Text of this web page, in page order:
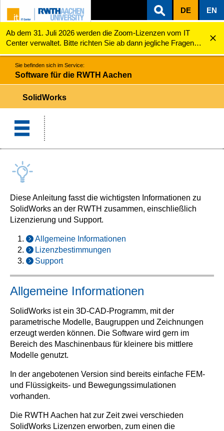
ZUM INHALTSBEREICH
ZUR HAUPTNAVIGATION
ZUR SUCHE
DE EN
Ab dem 31. Juli 2026 werden die Zoom-Lizenzen vom IT
Center verwaltet. Bitte richten Sie ab dann jegliche Fragen
zu den Zoom-Lizenzen (z.B. Probleme mit dem Login) an
servicedesk@itc.rwth-aachen.de.
Software für die RWTH Aachen SolidWorks
Sie befinden sich im Service:
Software für die RWTH Aachen
SolidWorks
Diese Anleitung fasst die wichtigsten Informationen zu
SolidWorks an der RWTH zusammen, einschließlich
Lizenzierung und Support.
Allgemeine Informationen
Lizenzbestimmungen
Support
Allgemeine Informationen
SolidWorks ist ein 3D-CAD-Programm, mit der
parametrische Modelle, Baugruppen und Zeichnungen
erzeugt werden können. Die Software wird gern im
Bereich des Maschinenbaus für kleinere bis mittlere
Modelle genutzt.
In der angebotenen Version sind bereits einfache FEM-
und Flüssigkeits- und Bewegungssimulationen
vorhanden.
Die RWTH Aachen hat zur Zeit zwei verschieden
SolidWorks Lizenzen erworben, zum einen die